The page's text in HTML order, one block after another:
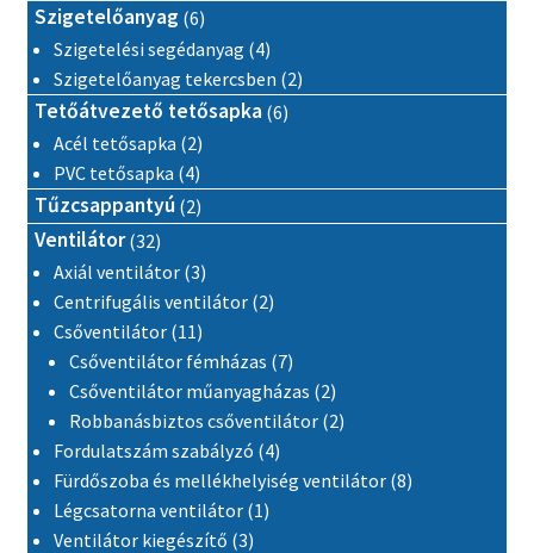
Szigetelőanyag 66 termék
Szigetelési segédanyag 44 termék
Szigetelőanyag tekercsben 22 termék
Tetőátvezető tetősapka 66 termék
Acél tetősapka 22 termék
PVC tetősapka 44 termék
Tűzcsappantyú 22 termék
Ventilátor 3232 termék
Axiál ventilátor 33 termék
Centrifugális ventilátor 22 termék
Csőventilátor 1111 termék
Csőventilátor fémházas 77 termék
Csőventilátor műanyagházas 22 termék
Robbanásbiztos csőventilátor 22 termék
Fordulatszám szabályzó 44 termék
Fürdőszoba és mellékhelyiség ventilátor 88 termék
Légcsatorna ventilátor 11 termék
Ventilátor kiegészítő 33 termék